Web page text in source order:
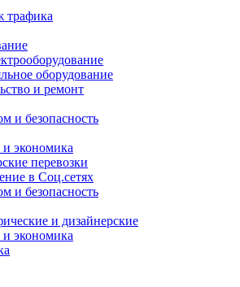
трафика
оборудование
и ремонт
и безопасность
экономика
перевозки
в Соц.сетях
и безопасность
и дизайнерские
экономика